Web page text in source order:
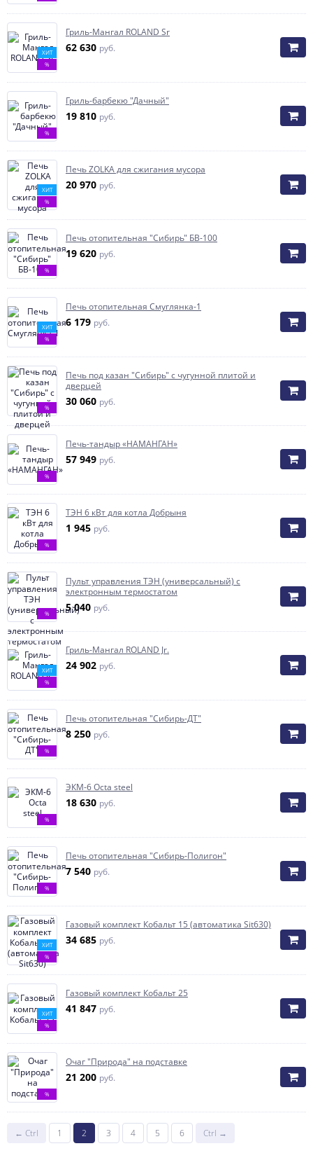
ХИТ
%
Гриль-Мангал ROLAND Sr
62 630 руб.
%
Гриль-барбекю "Дачный"
19 810 руб.
ХИТ
%
Печь ZOLKA для сжигания мусора
20 970 руб.
%
Печь отопительная "Сибирь" БВ-100
19 620 руб.
ХИТ
%
Печь отопительная Смуглянка-1
6 179 руб.
%
Печь под казан "Сибирь" с чугунной плитой и
дверцей
30 060 руб.
%
Печь-тандыр «НАМАНГАН»
57 949 руб.
%
ТЭН 6 кВт для котла Добрыня
1 945 руб.
%
Пульт управления ТЭН (универсальный) с
электронным термостатом
5 040 руб.
ХИТ
%
Гриль-Мангал ROLAND Jr.
24 902 руб.
%
Печь отопительная "Сибирь-ДТ"
8 250 руб.
%
ЭКМ-6 Octa steel
18 630 руб.
%
Печь отопительная "Сибирь-Полигон"
7 540 руб.
ХИТ
%
Газовый комплект Кобальт 15 (автоматика Sit630)
34 685 руб.
ХИТ
%
Газовый комплект Кобальт 25
41 847 руб.
%
Очаг "Природа" на подставке
21 200 руб.
← Ctrl 1 2 3 4 5 6 Ctrl →